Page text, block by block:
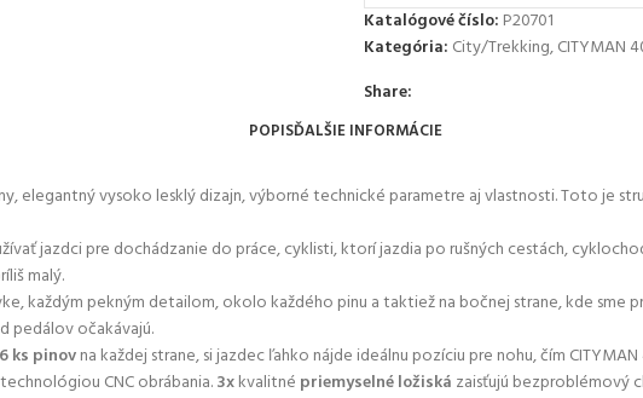
Katalógové číslo: P20701
Kategória: City/Trekking,CITYMAN
Share:
POPISĎALŠIE INFORMÁCIE
elegantný vysoko lesklý dizajn, výborné technické parametre aj vlastnosti. Toto je
jazdci pre dochádzanie do práce, cyklisti, ktorí jazdia po rušných cestách,
malý.
každým pekným detailom, okolo každého pinu a taktiež na bočnej strane, kde
pedálov očakávajú.
ks pinovna každej strane, si jazdec ľahko nájde ideálnu pozíciu pre nohu, čím
CNC obrábania.3xkvalitné priemyselné ložiská zaisťujú bezproblémový